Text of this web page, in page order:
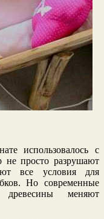
использовалось с
не просто разрушают
все условия для
Но современные
древесины меняют